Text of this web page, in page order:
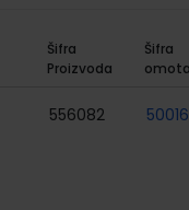
Šifra
Proizvoda
Šifra
omota
556082